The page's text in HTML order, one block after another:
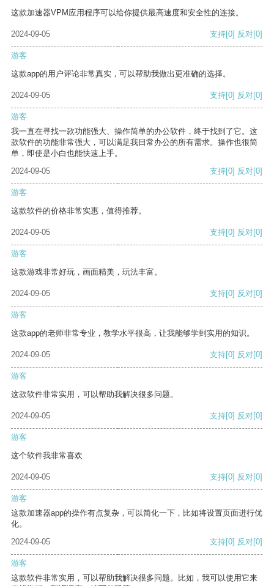
这款加速器VPM应用程序可以给你提供最高速度和安全性的连接。
2024-09-05 支持[0] 反对[0]
游客
这款app的用户评论非常真实，可以帮助我做出更准确的选择。
2024-09-05 支持[0] 反对[0]
游客
我一直在寻找一款功能强大、操作简单的办公软件，终于找到了它。这
款软件的功能非常强大，可以满足我日常办公的所有需求。操作也很简
单，即使是小白也能快速上手。
2024-09-05
支持[0] 反对[0]
游客
这款软件的价格非常实惠，值得推荐。
2024-09-05 支持[0] 反对[0]
游客
这款游戏非常好玩，画面精美，玩法丰富。
2024-09-05 支持[0] 反对[0]
游客
这款app的老师非常专业，教学水平很高，让我能够学到实用的知识。
2024-09-05 支持[0] 反对[0]
游客
这款软件非常实用，可以帮助我解决很多问题。
2024-09-05 支持[0] 反对[0]
游客
这个软件我非常喜欢
2024-09-05 支持[0] 反对[0]
游客
这款加速器app的操作有点复杂，可以简化一下，比如将设置页面进行优
化。
2024-09-05
支持[0] 反对[0]
游客
这款软件非常实用，可以帮助我解决很多问题。比如，我可以使用它来